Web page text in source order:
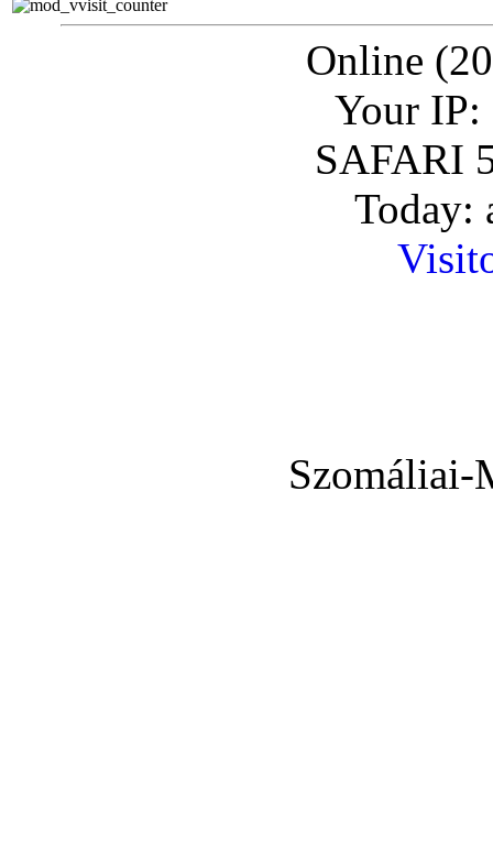
Online
Your IP:
SAFARI
Today:
Szomáliai-